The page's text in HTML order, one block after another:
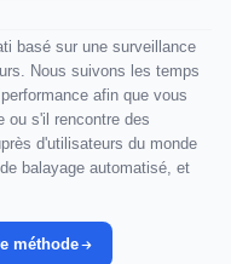
basé sur une surveillance
Nous suivons les temps
afin que vous
ou s'il rencontre des
d'utilisateurs du monde
balayage automatisé, et
méthode